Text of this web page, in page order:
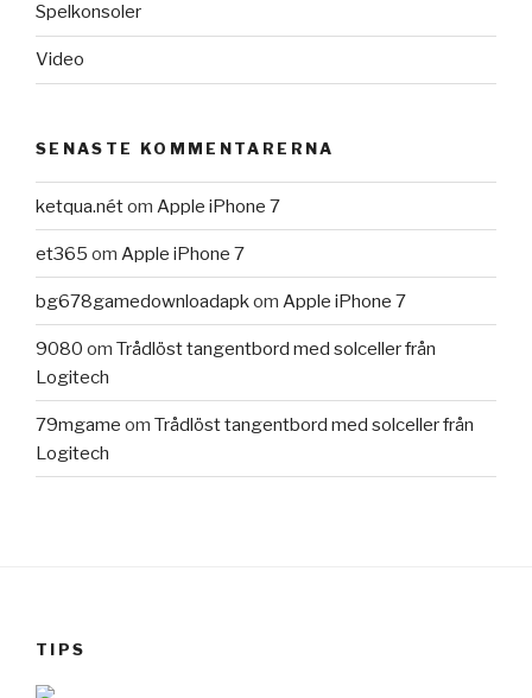
Spelkonsoler
Video
SENASTE KOMMENTARERNA
ketqua.nétom Apple iPhone 7
et365 om Apple iPhone 7
bg678gamedownloadapkom Apple iPhone 7
9080 om Trådlöst tangentbord med solceller från
Logitech
79mgame om Trådlöst tangentbord med solceller från
Logitech
TIPS